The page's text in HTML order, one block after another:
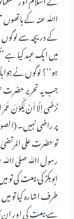
اﷲ عنہ کے ہاتھوں
کے دریچہ سے
میں ایک عہد کیا
ہو‘‘؟ لوگوں نے
جب یہ تحریر حضرت
نَرْضٰی اِلَّا اَنْ یَّکُوْنَ
پر راضی نہیں۔
تو حضرت علی
رسول اﷲ صلی اﷲ
ابوبکرؓ کی بیعت کی
طرف اشارہ کیا تو